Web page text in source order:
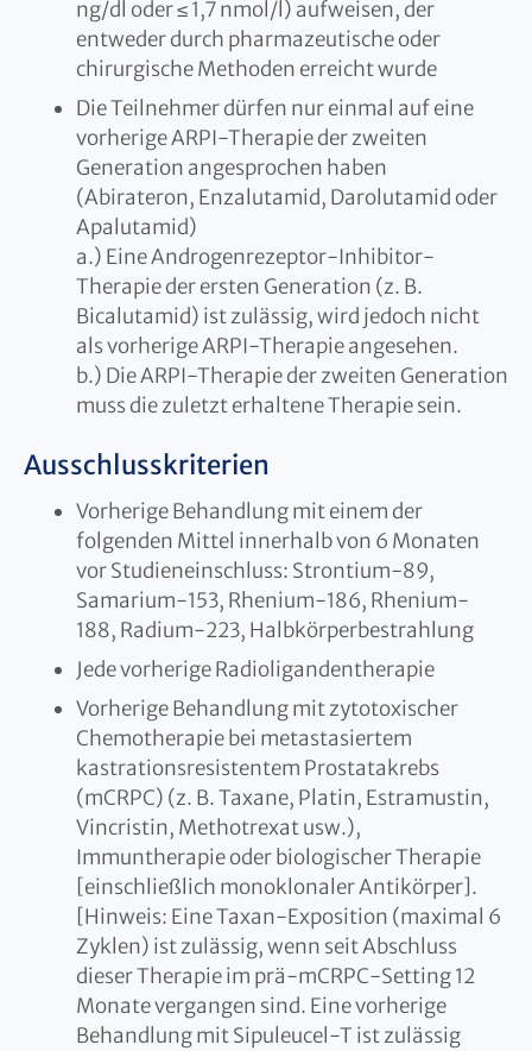
ng/dl oder ≤ 1,7 nmol/l) aufweisen, der
entweder durch pharmazeutische oder
chirurgische Methoden erreicht wurde
Die Teilnehmer dürfen nur einmal auf eine
vorherige ARPI-Therapie der zweiten
Generation angesprochen haben
(Abirateron, Enzalutamid, Darolutamid oder
Apalutamid)
a.) Eine Androgenrezeptor-Inhibitor-
Therapie der ersten Generation (z. B.
Bicalutamid) ist zulässig, wird jedoch nicht
als vorherige ARPI-Therapie angesehen.
b.) Die ARPI-Therapie der zweiten Generation
muss die zuletzt erhaltene Therapie sein.
Ausschlusskriterien
Vorherige Behandlung mit einem der
folgenden Mittel innerhalb von 6 Monaten
vor Studieneinschluss: Strontium-89,
Samarium-153, Rhenium-186, Rhenium-
188, Radium-223, Halbkörperbestrahlung
Jede vorherige Radioligandentherapie
Vorherige Behandlung mit zytotoxischer
Chemotherapie bei metastasiertem
kastrationsresistentem Prostatakrebs
(mCRPC) (z. B. Taxane, Platin, Estramustin,
Vincristin, Methotrexat usw.),
Immuntherapie oder biologischer Therapie
[einschließlich monoklonaler Antikörper].
[Hinweis: Eine Taxan-Exposition (maximal 6
Zyklen) ist zulässig, wenn seit Abschluss
dieser Therapie im prä-mCRPC-Setting 12
Monate vergangen sind. Eine vorherige
Behandlung mit Sipuleucel-T ist zulässig